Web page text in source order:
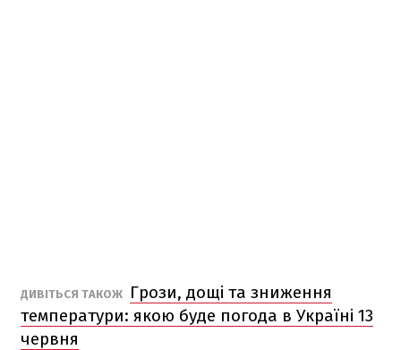
ДИВІТЬСЯ ТАКОЖ
Грози, дощі та зниження
температури: якою буде погода в Україні 13
червня